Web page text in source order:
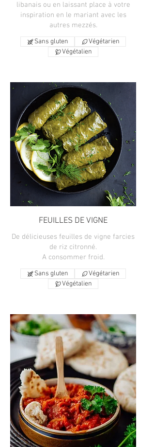
libanais ou en laissant place à votre
inspiration en le mariant avec les
autres mezzés.
Sans gluten
Végétarien
Végétalien
FEUILLES DE VIGNE
De délicieuses feuilles de vigne farcies
de riz citronné.
A consommer froid.
Sans gluten
Végétarien
Végétalien